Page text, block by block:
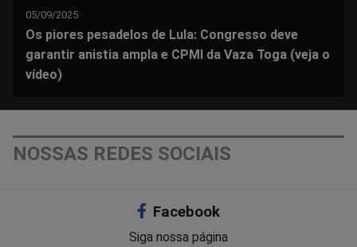
05/09/2025
Os piores pesadelos de Lula: Congresso deve
garantir anistia ampla e CPMI da Vaza Toga (veja o
vídeo)
NOSSAS REDES SOCIAIS
Facebook
Siga nossa página